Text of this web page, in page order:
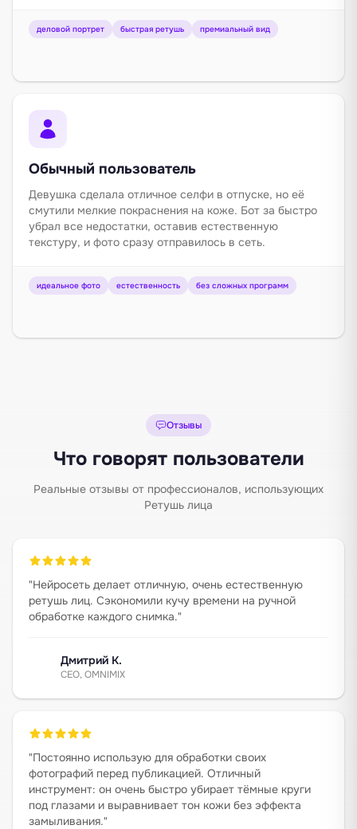
деловой портрет быстрая ретушь премиальный вид
Обычный пользователь
Девушка сделала отличное селфи в отпуске, но её
смутили мелкие покраснения на коже. Бот за быстро
убрал все недостатки, оставив естественную
текстуру, и фото сразу отправилось в сеть.
идеальное фото естественность без сложных программ
Отзывы
Что говорят пользователи
Реальные отзывы от профессионалов, использующих
Ретушь лица
"Нейросеть делает отличную, очень естественную
ретушь лиц. Сэкономили кучу времени на ручной
обработке каждого снимка."
Дмитрий К.
CEO, OMNIMIX
"Постоянно использую для обработки своих
фотографий перед публикацией. Отличный
инструмент: он очень быстро убирает тёмные круги
под глазами и выравнивает тон кожи без эффекта
замыливания."